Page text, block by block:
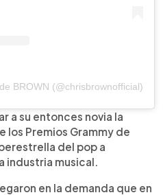
BROWN (@chrisbrownofficial)
a su entonces novia la
los Premios Grammy de
del pop a
industria musical.
en la demanda que en